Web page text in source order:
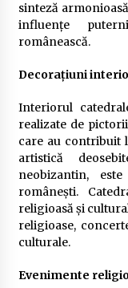
sinteză
influențe
românească.
Decorațiuni
Interiorul
realizate de
care au contribuit
artistică
neobizantin,
românești.
religioasă și
religioase,
culturale.
Evenimente